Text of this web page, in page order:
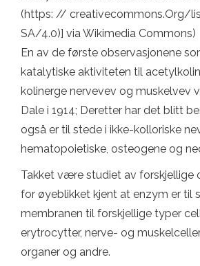
(https: // creativecommons.Org/
SA/4.0)] via Wikimedia Commons)
En av de første observasjonene
katalytiske aktiviteten til
kolinerge nervevev og muskelvev
Dale i 1914; Deretter har det blitt
også er til stede i ikke-kolloriske
hematopoietiske, osteogene og
Takket være studiet av forskjellige
for øyeblikket kjent at enzym er til
membranen til forskjellige typer
erytrocytter, nerve- og
organer og andre.